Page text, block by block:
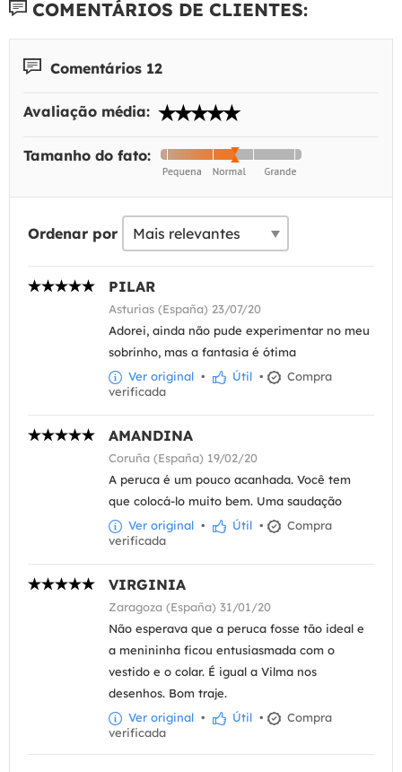
COMENTÁRIOS DE CLIENTES:
Comentários 12
Avaliação média:
Tamanho do fato:
Ordenar por
PILAR
Asturias (España) 23/07/20
Adorei, ainda não pude experimentar no meu
sobrinho, mas a fantasia é ótima
Ver original • Útil •
Compra
verificada
AMANDINA
Coruña (España) 19/02/20
A peruca é um pouco acanhada. Você tem
que colocá-lo muito bem. Uma saudação
Ver original • Útil •
Compra
verificada
VIRGINIA
Zaragoza (España) 31/01/20
Não esperava que a peruca fosse tão ideal e
a menininha ficou entusiasmada com o
vestido e o colar. É igual a Vilma nos
desenhos. Bom traje.
Ver original • Útil •
Compra
verificada